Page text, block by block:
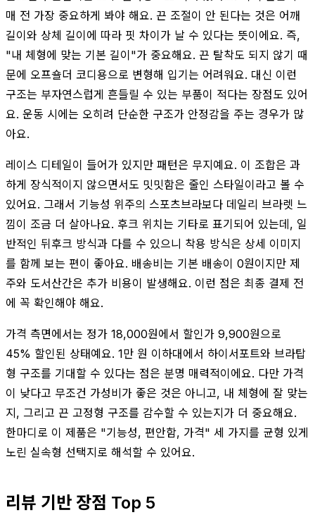
매 전 가장 중요하게 봐야 해요. 끈 조절이 안 된다는 것은 어깨
길이와 상체 길이에 따라 핏 차이가 날 수 있다는 뜻이에요. 즉,
"내 체형에 맞는 기본 길이"가 중요해요. 끈 탈착도 되지 않기 때
문에 오프숄더 코디용으로 변형해 입기는 어려워요. 대신 이런
구조는 부자연스럽게 흔들릴 수 있는 부품이 적다는 장점도 있어
요. 운동 시에는 오히려 단순한 구조가 안정감을 주는 경우가 많
아요.
레이스 디테일이 들어가 있지만 패턴은 무지예요. 이 조합은 과
하게 장식적이지 않으면서도 밋밋함은 줄인 스타일이라고 볼 수
있어요. 그래서 기능성 위주의 스포츠브라보다 데일리 브라렛 느
낌이 조금 더 살아나요. 후크 위치는 기타로 표기되어 있는데, 일
반적인 뒤후크 방식과 다를 수 있으니 착용 방식은 상세 이미지
를 함께 보는 편이 좋아요. 배송비는 기본 배송이 0원이지만 제
주와 도서산간은 추가 비용이 발생해요. 이런 점은 최종 결제 전
에 꼭 확인해야 해요.
가격 측면에서는 정가 18,000원에서 할인가 9,900원으로
45% 할인된 상태예요. 1만 원 이하대에서 하이서포트와 브라탑
형 구조를 기대할 수 있다는 점은 분명 매력적이에요. 다만 가격
이 낮다고 무조건 가성비가 좋은 것은 아니고, 내 체형에 잘 맞는
지, 그리고 끈 고정형 구조를 감수할 수 있는지가 더 중요해요.
한마디로 이 제품은 "기능성, 편안함, 가격" 세 가지를 균형 있게
노린 실속형 선택지로 해석할 수 있어요.
리뷰 기반 장점 Top 5